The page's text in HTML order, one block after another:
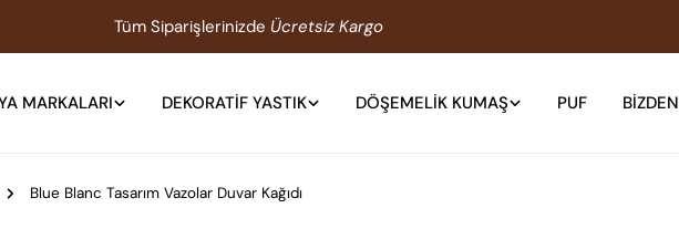
Tüm Siparişlerinizde Ücretsiz Kargo
MARKALARI DEKORATIF YASTIK DÖŞEMELIK KUMAŞ PUF BIZDEN
Blue Blanc Tasarım Vazolar Duvar Kağıdı